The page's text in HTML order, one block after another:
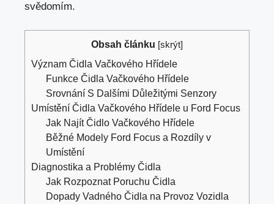
svědomím.
Obsah článku [skrýt]
Význam Čidla Vačkového Hřídele
Funkce Čidla Vačkového Hřídele
Srovnání S Dalšími Důležitými Senzory
Umístění Čidla Vačkového Hřídele u Ford Focus
Jak Najít Čidlo Vačkového Hřídele
Běžné Modely Ford Focus a Rozdíly v
Umístění
Diagnostika a Problémy Čidla
Jak Rozpoznat Poruchu Čidla
Dopady Vadného Čidla na Provoz Vozidla